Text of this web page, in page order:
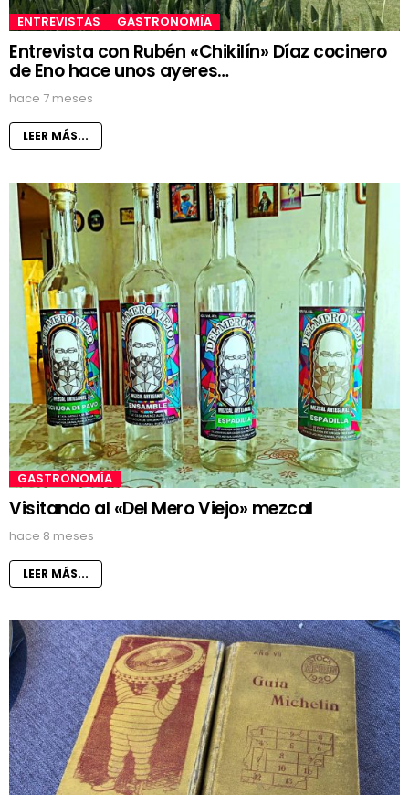
ENTREVISTAS GASTRONOMÍA
Entrevista con Rubén «Chikilín» Díaz cocinero
de Eno hace unos ayeres…
hace 7 meses
LEER MÁS...
GASTRONOMÍA
Visitando al «Del Mero Viejo» mezcal
hace 8 meses
LEER MÁS...